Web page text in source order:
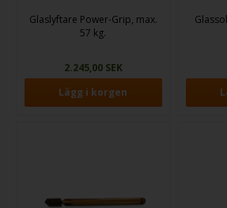
Glaslyftare Power-Grip, max.
57 kg.
2.245,00 SEK